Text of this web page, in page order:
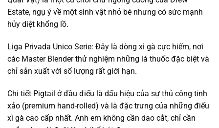
Estate, ngụ ý về một sinh vật nhỏ bé nhưng có sức mạnh
hủy diệt khổng lồ.
Liga Privada Unico Serie: Đây là dòng xì gà cực hiếm, nơi
các Master Blender thử nghiệm những lá thuốc đặc biệt và
chỉ sản xuất với số lượng rất giới hạn.
Chi tiết Pigtail ở đầu điếu là dấu hiệu của sự thủ công tinh
xảo (premium hand-rolled) và là đặc trưng của những điếu
xì gà cao cấp nhất. Anh em không cần dao cắt, chỉ cần